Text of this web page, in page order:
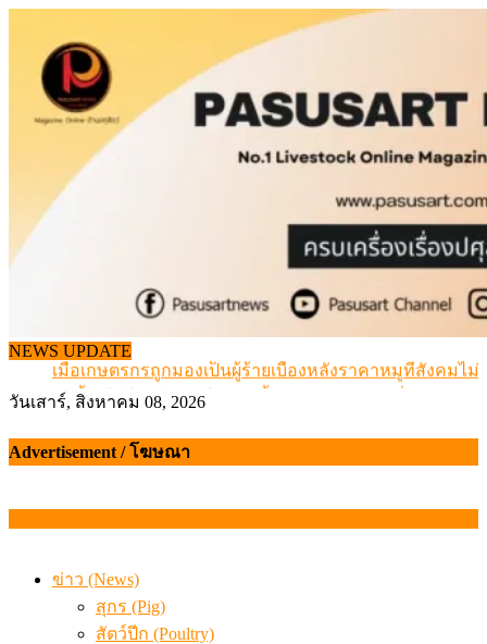
content
NEWS UPDATE
สกัดลักลอบนำเข้าเอ็นโคแช่แข็งกว่า 12.6 ตัน สมุทรสาคร
เมื่อเกษตรกรถูกมองเป็นผู้ร้ายเบื้องหลังราคาหมูที่สังคมไม่
สุดอั้น! ไข่ไก่หน้าฟาร์มปรับขึ้นอีก 6 บาท/แผง เริ่ม 7 ส.ค.69
เดินหน้าดัน “ราคากลางโคเนื้อ” แก้ปัญหาราคาโคเนื้อตก
วันเสาร์, สิงหาคม 08, 2026
Advertisement / โฆษณา
ข่าว (News)
สุกร (Pig)
สัตว์ปีก (Poultry)